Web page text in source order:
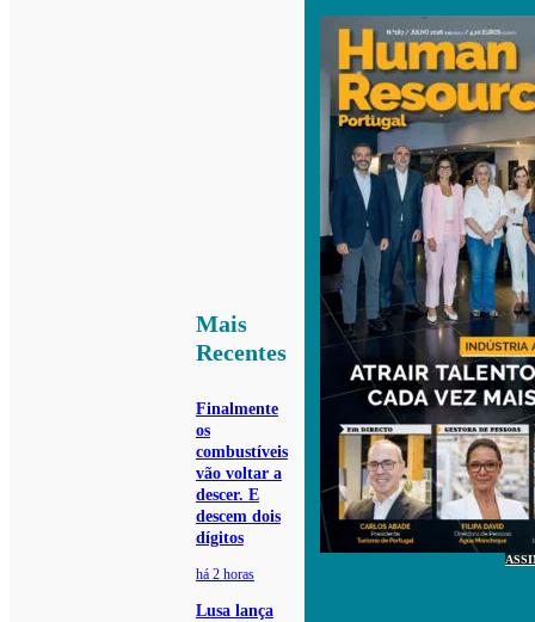
Mais
Recentes
Finalmente
os
combustíveis
vão voltar a
descer. E
descem dois
dígitos
há 2 horas
Lusa lança